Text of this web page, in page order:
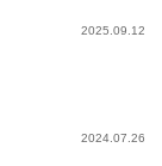
2025.09.12
2024.07.26